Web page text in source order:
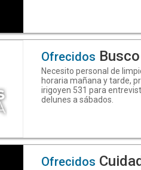
referencias
propuesta envianos tu
por WhatsApp al
Ofrecidos
Necesito personal de
horaria mañana y tarde,
irigoyen 531 para
delunes a sábados.
Ofrecidos